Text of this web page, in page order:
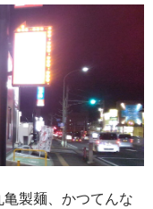
製麺、かつてんな